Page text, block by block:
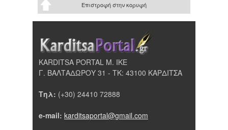
Επιστροφή στην κορυφή
KARDITSA PORTAL Μ. ΙΚΕ
Γ. ΒΑΛΤΑΔΩΡΟΥ 31 - ΤΚ: 43100 ΚΑΡΔΙΤΣΑ
Τηλ: (+30) 24410 72888
e-mail: karditsaportal@gmail.com